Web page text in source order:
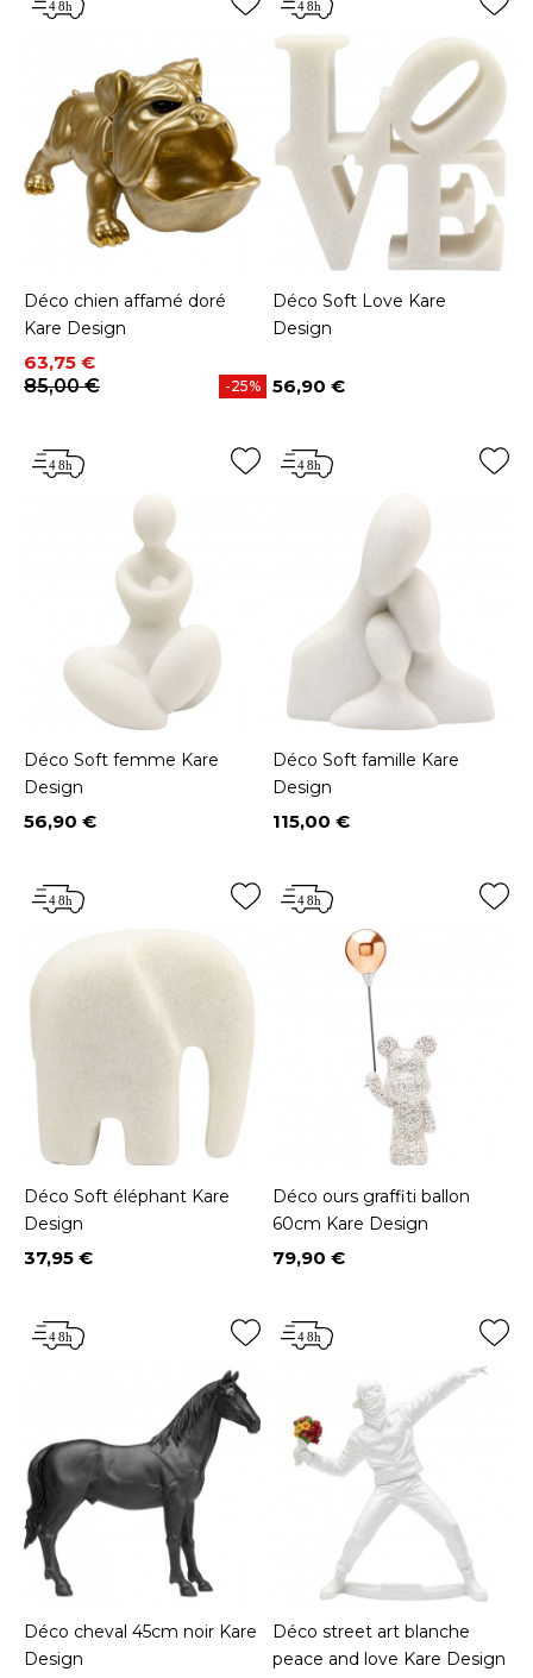
Déco chien affamé doré
Kare Design
Prix
63,75 €
Prix de base
85,00 €
-25%
Déco Soft Love Kare
Design
Prix
56,90 €
Déco Soft femme Kare
Design
Prix
56,90 €
Déco Soft famille Kare
Design
Prix
115,00 €
Déco Soft éléphant Kare
Design
Prix
37,95 €
Déco ours graffiti ballon
60cm Kare Design
Prix
79,90 €
Déco cheval 45cm noir Kare
Design
Déco street art blanche
peace and love Kare Design